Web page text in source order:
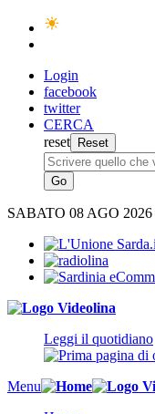
Login
facebook
twitter
CERCA
reset
SABATO 08 AGO 2026
Leggi il quotidiano
Menu